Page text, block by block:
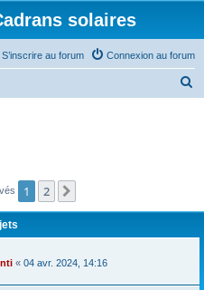
solaires
Connexion au forum
S’inscrire au forum
c
1 2
« 04 avr. 2024, 14:16